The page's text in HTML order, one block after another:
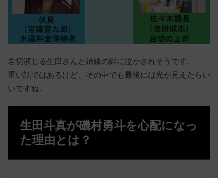
岩切演じる生田さんと姉妹の絆に泣かされそうです。
重い話ではあるけど、その中でも最後には光が見えたらい
いですね。
生田斗真が磯村勇斗を心配になっ
た理由とは？